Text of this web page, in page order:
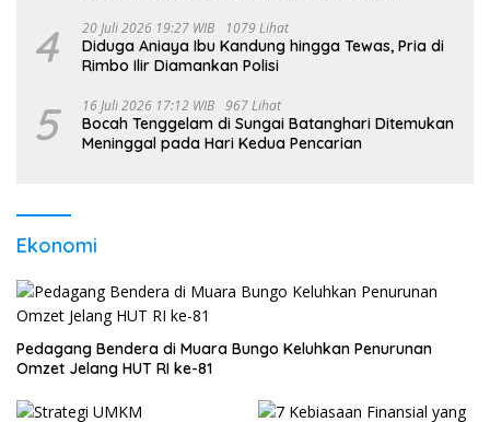
4 20 Juli 2026 19:27 WIB 1079 Lihat
Diduga Aniaya Ibu Kandung hingga Tewas, Pria di
Rimbo Ilir Diamankan Polisi
5 16 Juli 2026 17:12 WIB 967 Lihat
Bocah Tenggelam di Sungai Batanghari Ditemukan
Meninggal pada Hari Kedua Pencarian
Ekonomi
Pedagang Bendera di Muara Bungo Keluhkan Penurunan
Omzet Jelang HUT RI ke-81